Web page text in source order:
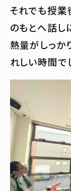
それでも授業
のもとへ話し
熱量がしっか
れしい時間で